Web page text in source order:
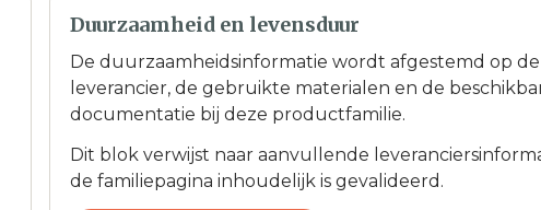
Duurzaamheid en levensduur
De duurzaamheidsinformatie wordt afgestemd op de
leverancier, de gebruikte materialen en de
documentatie bij deze productfamilie.
Dit blok verwijst naar aanvullende
de familiepagina inhoudelijk is gevalideerd.